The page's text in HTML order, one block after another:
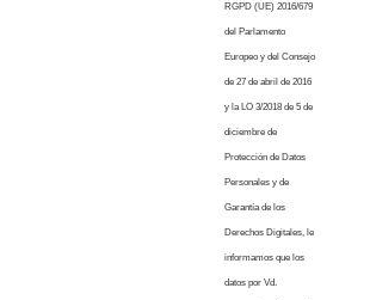
RGPD (UE) 2016/679
del Parlamento
Europeo y del Consejo
de 27 de abril de 2016
y la LO 3/2018 de 5 de
diciembre de
Protección de Datos
Personales y de
Garantía de los
Derechos Digitales, le
informamos que los
datos por Vd.